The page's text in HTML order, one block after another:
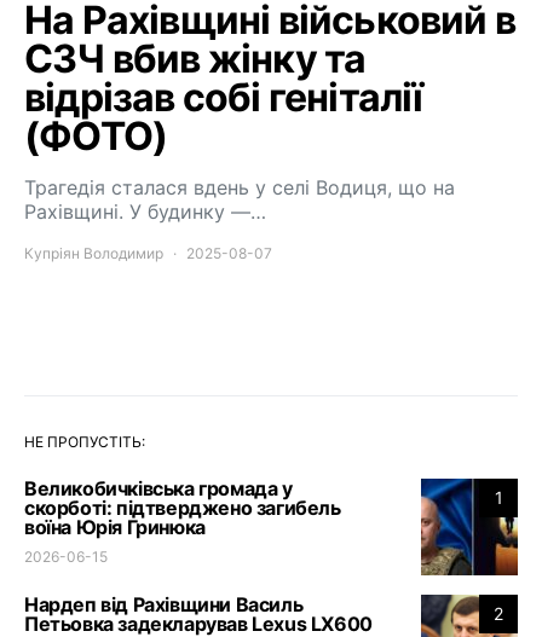
На Рахівщині військовий в
СЗЧ вбив жінку та
відрізав собі геніталії
(ФОТО)
Трагедія сталася вдень у селі Водиця, що на
Рахівщині. У будинку —…
Купріян Володимир 2025-08-07
НЕ ПРОПУСТІТЬ:
1
Великобичківська громада у
скорботі: підтверджено загибель
воїна Юрія Гринюка
2026-06-15
2
Нардеп від Рахівщини Василь
Петьовка задекларував Lexus LX600